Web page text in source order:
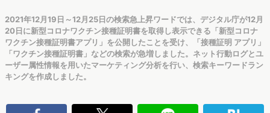
2021年12月19日～12月25日の検索急上昇ワードでは、デジタル庁が12月
20日に新型コロナワクチン接種証明書を取得し表示できる「新型コロナ
ワクチン接種証明書アプリ」を公開したことを受け、「接種証明 アプリ」
「ワクチン接種証明書」などの検索が急増しました。ネット行動ログとユ
ーザー属性情報を用いたマーケティング分析を行い、検索キーワードラン
キングを作成しました。